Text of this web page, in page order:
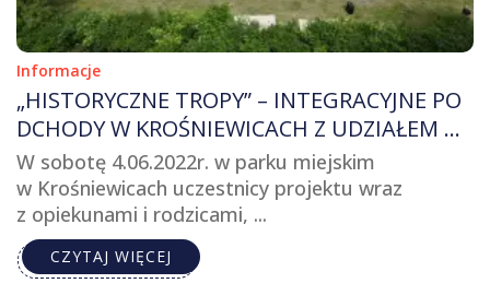
Informacje
„HISTORYCZNE TROPY” – INTEGRACYJNE PO
DCHODY W KROŚNIEWICACH Z UDZIAŁEM UC
ZNIÓW I OSÓB Z NIEPEŁNOSPRAWNOŚCIĄ
W sobotę 4.06.2022r. w parku miejskim
w Krośniewicach uczestnicy projektu wraz
z opiekunami i rodzicami, ...
CZYTAJ WIĘCEJ